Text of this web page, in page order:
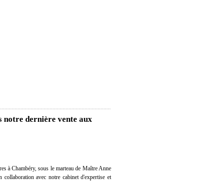
notre dernière vente aux
à Chambéry, sous le marteau de Maître Anne
collaboration avec notre cabinet d'expertise et